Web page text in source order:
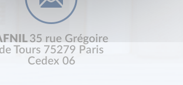
35 rue Grégoire
de Tours 75279 Paris
Cedex 06